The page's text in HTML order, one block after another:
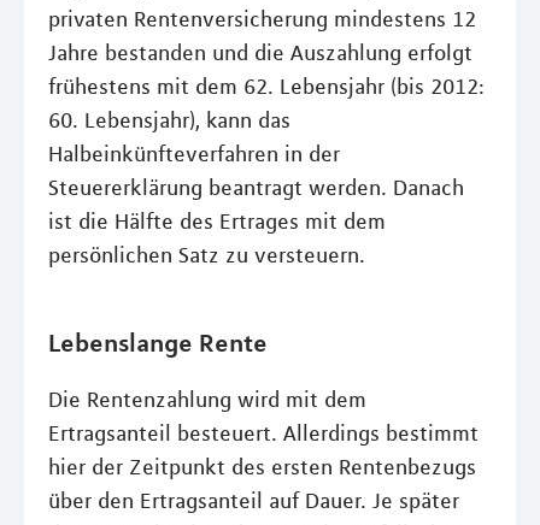
privaten Rentenversicherung mindestens 12
Jahre bestanden und die Auszahlung erfolgt
frühestens mit dem 62. Lebensjahr (bis 2012:
60. Lebensjahr), kann das
Halbeinkünfteverfahren in der
Steuererklärung beantragt werden. Danach
ist die Hälfte des Ertrages mit dem
persönlichen Satz zu versteuern.
Lebenslange Rente
Die Rentenzahlung wird mit dem
Ertragsanteil besteuert. Allerdings bestimmt
hier der Zeitpunkt des ersten Rentenbezugs
über den Ertragsanteil auf Dauer. Je später